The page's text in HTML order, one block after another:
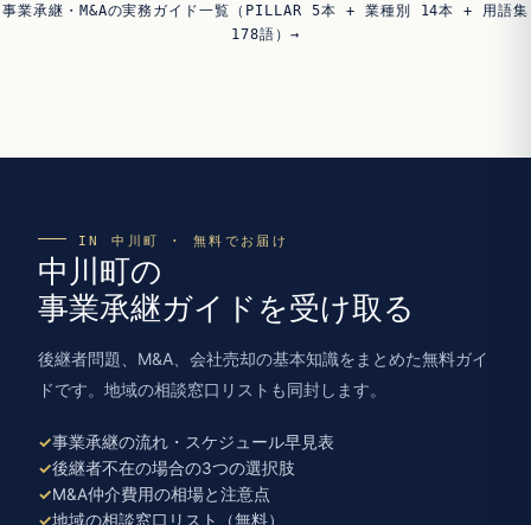
事業承継・M&Aの実務ガイド一覧（PILLAR 5本 + 業種別 14本 + 用語集
178語）→
IN 中川町 · 無料でお届け
中川町の
事業承継ガイドを受け取る
後継者問題、M&A、会社売却の基本知識をまとめた無料ガイ
ドです。地域の相談窓口リストも同封します。
事業承継の流れ・スケジュール早見表
後継者不在の場合の3つの選択肢
M&A仲介費用の相場と注意点
地域の相談窓口リスト（無料）